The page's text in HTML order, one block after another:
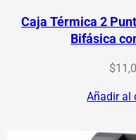
Caja Térmica 2
Bifásica
$
Añadir al